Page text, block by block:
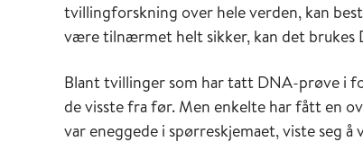
tvillingforskning over hele verden, kan
være tilnærmet helt sikker, kan det brukes
Blant tvillinger som har tatt DNA-prøve i
de visste fra før. Men enkelte har fått en
var eneggede i spørreskjemaet, viste seg